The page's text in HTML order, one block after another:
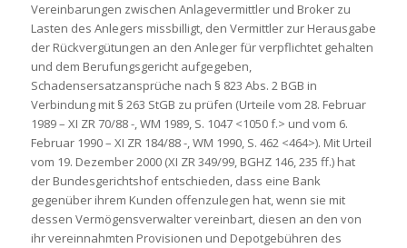
Vereinbarungen zwischen Anlagevermittler und Broker zu
Lasten des Anlegers missbilligt, den Vermittler zur Herausgabe
der Rückvergütungen an den Anleger für verpflichtet gehalten
und dem Berufungsgericht aufgegeben,
Schadensersatzansprüche nach § 823 Abs. 2 BGB in
Verbindung mit § 263 StGB zu prüfen (Urteile vom 28. Februar
1989 – XI ZR 70/88 -, WM 1989, S. 1047 <1050 f.> und vom 6.
Februar 1990 – XI ZR 184/88 -, WM 1990, S. 462 <464>). Mit Urteil
vom 19. Dezember 2000 (XI ZR 349/99, BGHZ 146, 235 ff.) hat
der Bundesgerichtshof entschieden, dass eine Bank
gegenüber ihrem Kunden offenzulegen hat, wenn sie mit
dessen Vermögensverwalter vereinbart, diesen an den von
ihr vereinnahmten Provisionen und Depotgebühren des